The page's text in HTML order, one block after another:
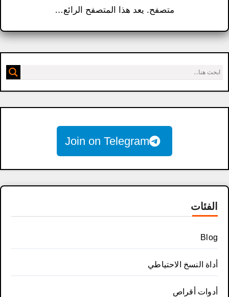
متصفح. يعد هذا المتصفح الرائع…
Join on Telegram
الفئات
Blog
أداة النسخ الاحتياطي
أدوات أقراص